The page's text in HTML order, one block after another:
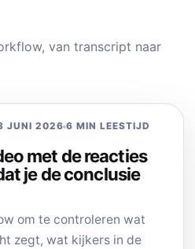
van transcript naar
JUNI 2026 6 MIN LEESTIJD
met de reacties
je de conclusie
om te controleren wat
zegt, wat kijkers in de